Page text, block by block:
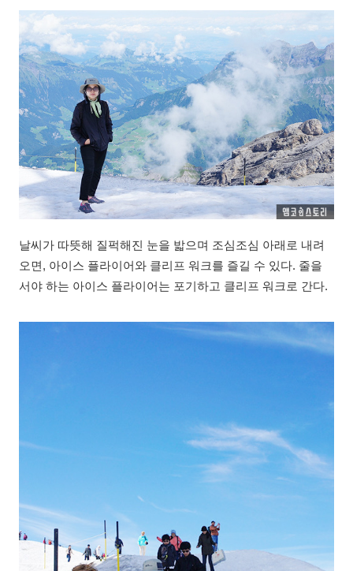
날씨가 따뜻해 질퍽해진 눈을 밟으며 조심조심 아래로 내려
오면, 아이스 플라이어와 클리프 워크를 즐길 수 있다. 줄을
서야 하는 아이스 플라이어는 포기하고 클리프 워크로 간다.